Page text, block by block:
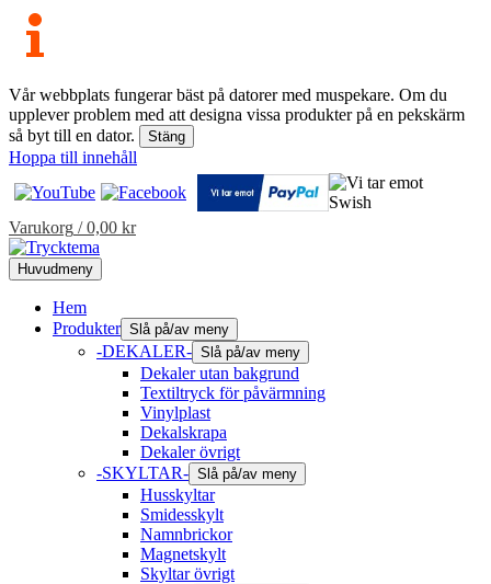
Vår webbplats fungerar bäst på datorer med muspekare. Om du
upplever problem med att designa vissa produkter på en pekskärm
så byt till en dator.
Stäng
Hoppa till innehåll
Varukorg /0,00 kr
Huvudmeny
Hem
Produkter Slå på/av meny
-DEKALER- Slå på/av meny
Dekaler utan bakgrund
Textiltryck för påvärmning
Vinylplast
Dekalskrapa
Dekaler övrigt
-SKYLTAR- Slå på/av meny
Husskyltar
Smidesskylt
Namnbrickor
Magnetskylt
Skyltar övrigt